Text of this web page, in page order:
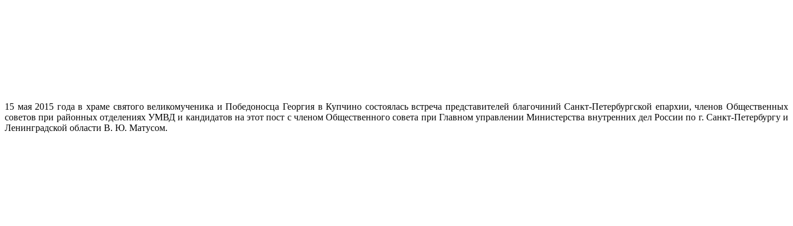
15 мая 2015 года в храме святого великомученика и Победоносца Георгия в Купчино состоялась встреча представителей благочиний Санкт-Петербургской епархии, членов Общественных
советов при районных отделениях УМВД и кандидатов на этот пост с членом Общественного совета при Главном управлении Министерства внутренних дел России по г. Санкт-Петербургу и
Ленинградской области В. Ю. Матусом.